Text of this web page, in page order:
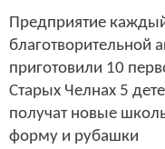
Предприятие
благотворительной
приготовили 10
Старых Челнах 5
получат новые
форму и рубашки